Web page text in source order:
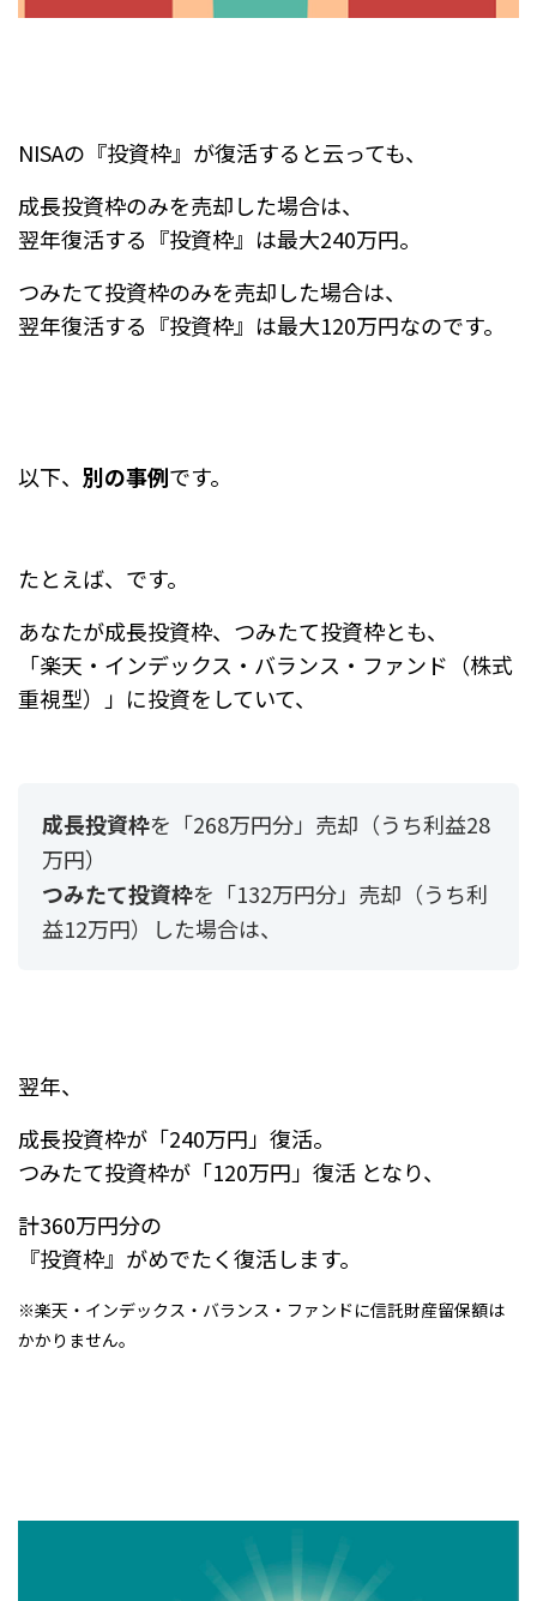
NISAの『投資枠』が復活すると云っても、
成長投資枠のみを売却した場合は、
翌年復活する『投資枠』は最大240万円。
つみたて投資枠のみを売却した場合は、
翌年復活する『投資枠』は最大120万円なのです。
以下、 別の事例です。
たとえば、です。
あなたが成長投資枠、つみたて投資枠とも、
「楽天・インデックス・バランス・ファンド（株式
重視型）」に投資をしていて、
成長投資枠を「268万円分」売却（うち利益28
万円）
つみたて投資枠を「132万円分」売却（うち利
益12万円）した場合は、
翌年、
成長投資枠が「240万円」復活。
つみたて投資枠が「120万円」復活 となり、
計360万円分の
『投資枠』がめでたく復活します。
※楽天・インデックス・バランス・ファンドに信託財産留保額は
かかりません。